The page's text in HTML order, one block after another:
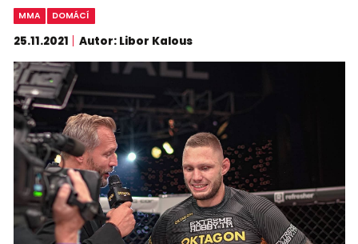
MMA DOMÁCÍ
25.11.2021 Autor: Libor Kalous